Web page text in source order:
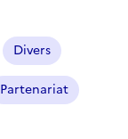
Divers
Partenariat